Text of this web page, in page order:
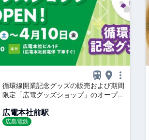
循環線開業記念グッズの販売および期間
限定「広電グッズショップ」のオープン
広電本社前駅
広島電鉄